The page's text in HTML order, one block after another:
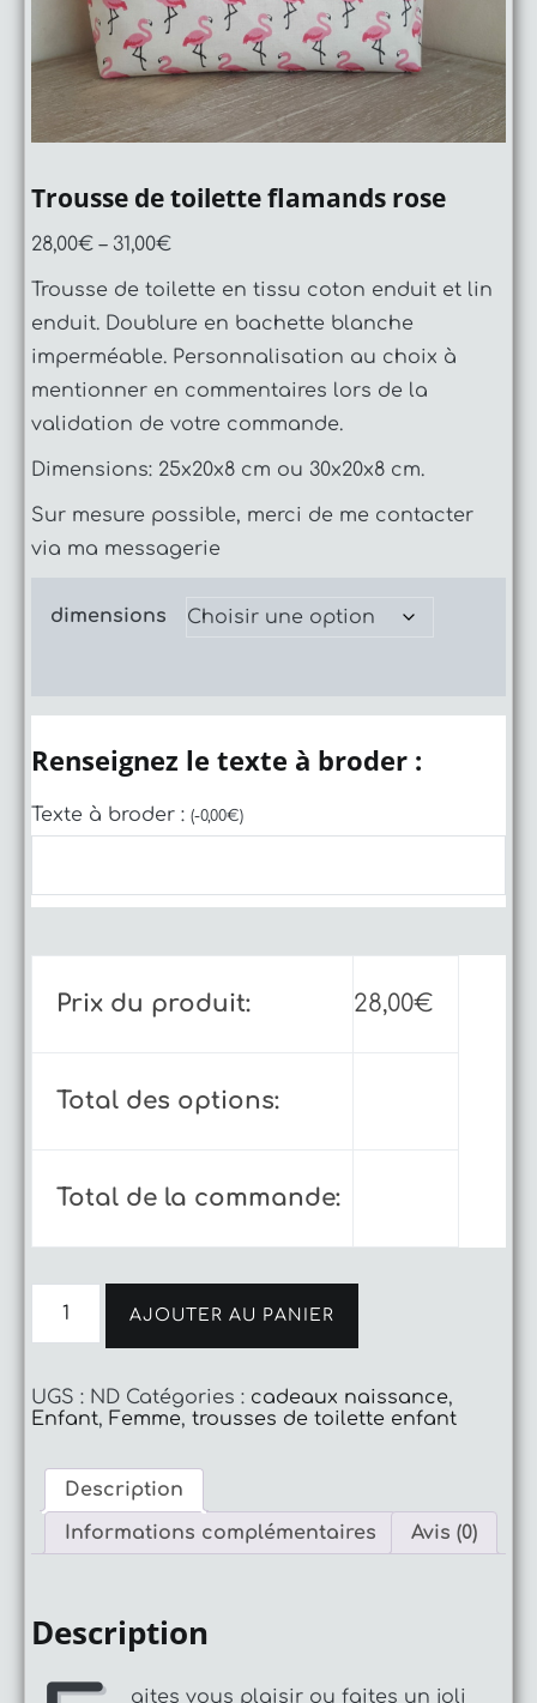
Trousse de toilette flamands rose
28,00€ – 31,00€
Trousse de toilette en tissu coton enduit et lin
enduit. Doublure en bachette blanche
imperméable. Personnalisation au choix à
mentionner en commentaires lors de la
validation de votre commande.
Dimensions: 25x20x8 cm ou 30x20x8 cm.
Sur mesure possible, merci de me contacter
via ma messagerie
dimensions
Renseignez le texte à broder :
Texte à broder : (-0,00€)
Prix du produit: 28,00€
Total des options:
Total de la commande:
flamands
rose
AJOUTER AU PANIER
UGS : ND Catégories : cadeaux naissance,
Enfant, Femme, trousses de toilette enfant
Description
Informations complémentaires
Avis (0)
Description
aites vous plaisir ou faites un joli